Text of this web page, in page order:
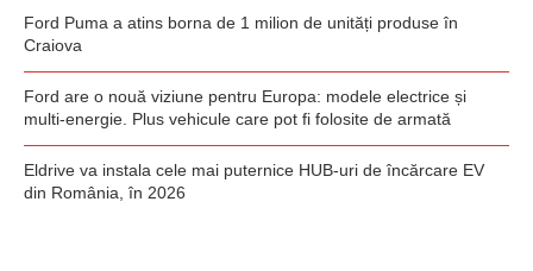
Ford Puma a atins borna de 1 milion de unități produse în
Craiova
Ford are o nouă viziune pentru Europa: modele electrice și
multi-energie. Plus vehicule care pot fi folosite de armată
Eldrive va instala cele mai puternice HUB-uri de încărcare EV
din România, în 2026